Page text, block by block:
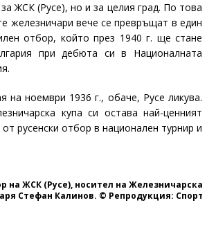
ЖСК (Русе), но и за целия град. По това
железничари вече се превръщат в един
отбор, който през 1940 г. ще стане
при дебюта си в Националната
на ноември 1936 г., обаче, Русе ликува.
купа си остава най-ценният
русенски отбор в национален турнир и
на ЖСК (Русе), носител на Железничарската
Стефан Калинов. © Репродукция: